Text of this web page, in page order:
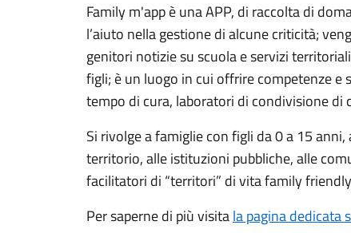
Family m'app è una APP, di raccolta di
l’aiuto nella gestione di alcune criticità;
genitori notizie su scuola e servizi
figli; è un luogo in cui offrire competenze
tempo di cura, laboratori di condivisione di
Si rivolge a famiglie con figli da 0 a 15
territorio, alle istituzioni pubbliche, alle
facilitatori di “territori” di vita family
Per saperne di più visitala pagina dedicata